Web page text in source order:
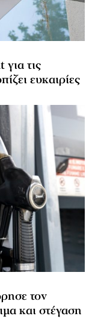
τις
ευκαιρίες
τον
και στέγαση